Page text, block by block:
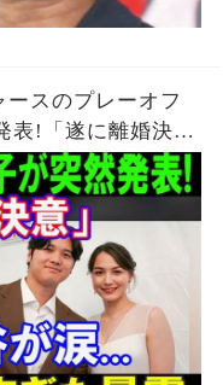
ースのプレーオフ
表!「遂に離婚決
理由の深すぎた暴
内容が発生...